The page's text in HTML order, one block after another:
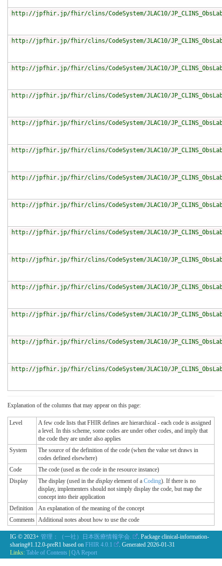
http://jpfhir.jp/fhir/clins/CodeSystem/JLAC10/
http://jpfhir.jp/fhir/clins/CodeSystem/JLAC10/
http://jpfhir.jp/fhir/clins/CodeSystem/JLAC10/
http://jpfhir.jp/fhir/clins/CodeSystem/JLAC10/
http://jpfhir.jp/fhir/clins/CodeSystem/JLAC10/
http://jpfhir.jp/fhir/clins/CodeSystem/JLAC10/
http://jpfhir.jp/fhir/clins/CodeSystem/JLAC10/
http://jpfhir.jp/fhir/clins/CodeSystem/JLAC10/
http://jpfhir.jp/fhir/clins/CodeSystem/JLAC10/
http://jpfhir.jp/fhir/clins/CodeSystem/JLAC10/
http://jpfhir.jp/fhir/clins/CodeSystem/JLAC10/
http://jpfhir.jp/fhir/clins/CodeSystem/JLAC10/
http://jpfhir.jp/fhir/clins/CodeSystem/JLAC10/
http://jpfhir.jp/fhir/clins/CodeSystem/JLAC10/
Explanation of the columns that may appear on this page:
Level
A few code lists that FHIR defines are hierarchical - each code is assigned
a level. In this scheme, some codes are under other codes, and imply that
the code they are under also applies
System
The source of the definition of the code (when the value set draws in
codes defined elsewhere)
Code
The code (used as the code in the resource instance)
Display
The display (used in the displayelement of a Coding). If there is no
display, implementers should not simply display the code, but map the
concept into their application
Definition
An explanation of the meaning of the concept
Comments Additional notes about how to use the code
IG © 2023+ 管理：（一社）日本医療情報学会.
. Package clinical-information-
sharing#1.12.0-preR1 based on FHIR 4.0.1 . Generated 2026-01-31
Links: Table of Contents QA Report